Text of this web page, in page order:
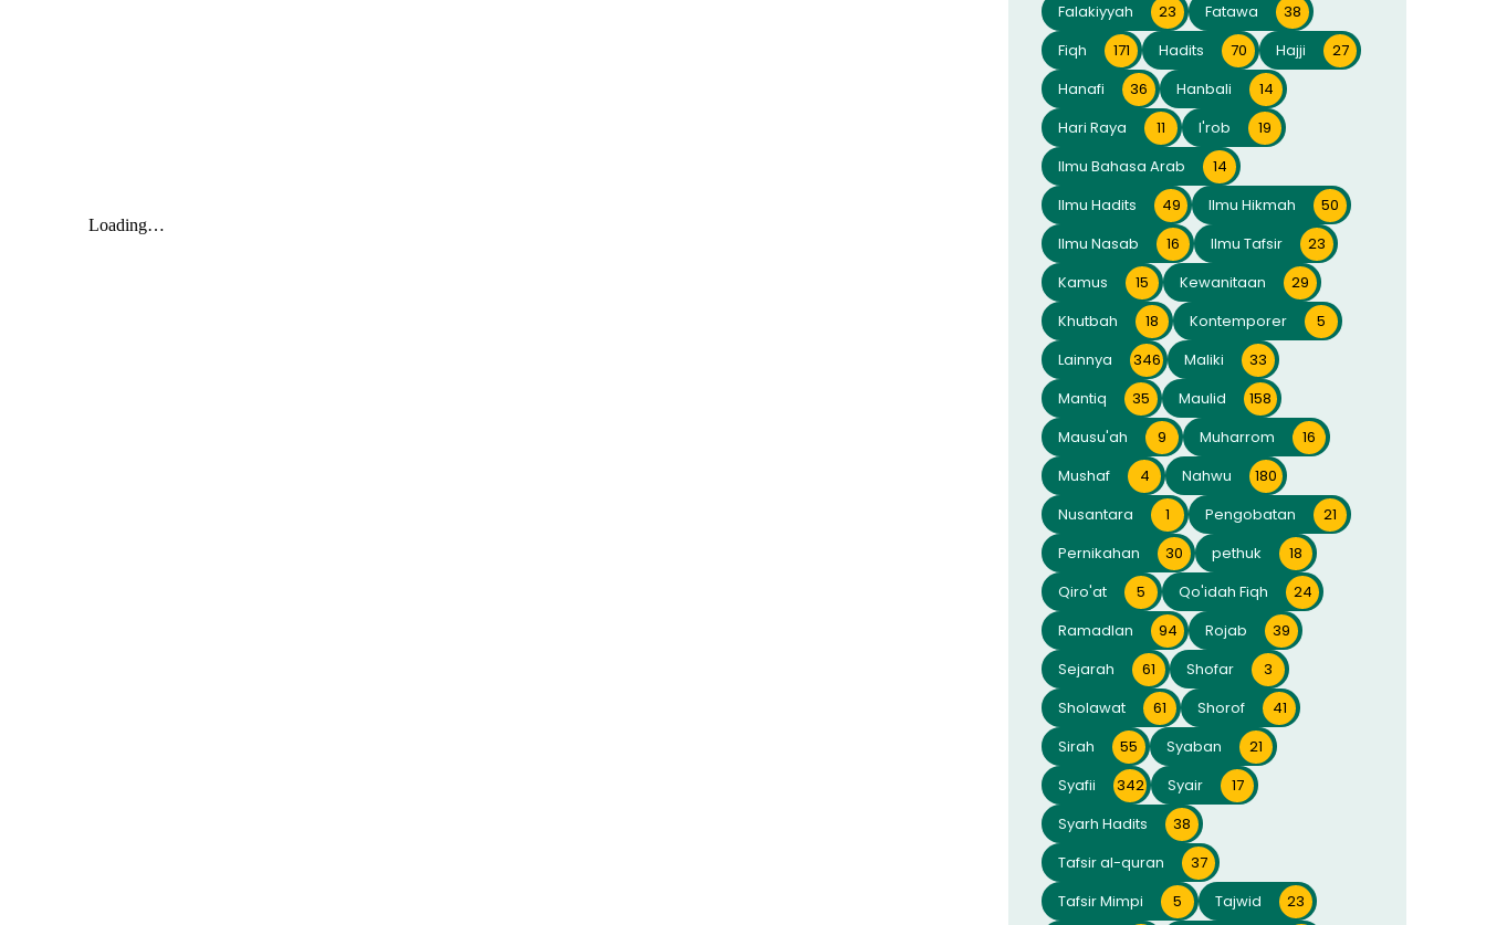
Falakiyyah
23 Fatawa
38
Fiqh
171 Hadits 70 Hajji
27
Hanafi
36 Hanbali
14
Hari Raya
11 I'rob
19
Ilmu Bahasa Arab
14
Ilmu Hadits
49 Ilmu Hikmah
50
Ilmu Nasab
16 Ilmu Tafsir
23
Kamus
15 Kewanitaan
29
Khutbah
18 Kontemporer
5
Lainnya
346 Maliki
33
Mantiq
35 Maulid
158
Mausu'ah
9 Muharrom
16
Mushaf
4 Nahwu
180
Nusantara
1 Pengobatan
21
Pernikahan
30 pethuk
18
Qiro'at
5 Qo'idah Fiqh
24
Ramadlan
94 Rojab
39
Sejarah
61 Shofar
3
Sholawat
61 Shorof
41
Sirah
55 Syaban
21
Syafii
342 Syair
17
Syarh Hadits
38
Tafsir al-quran
37
Tafsir Mimpi
5 Tajwid
23